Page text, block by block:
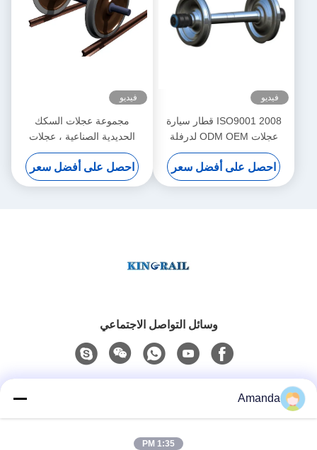
فيديو
ISO9001 2008 قطار سيارة
عجلات ODM OEM لدرفلة
قاطرة كهربائية
احصل على أفضل سعر
فيديو
مجموعة عجلات السكك
الحديدية الصناعية ، عجلات
السكك الحديدية Kingrail
للشاحنات قياس 650mm ODM
احصل على أفضل سعر
وسائل التواصل الاجتماعي
Amanda
1:35 PM